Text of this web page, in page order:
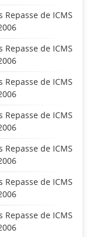
de ICMS
de ICMS
de ICMS
de ICMS
de ICMS
de ICMS
de ICMS